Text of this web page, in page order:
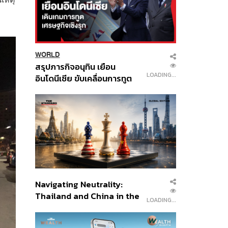
WORLD
สรุปภารกิจอนุทิน เยือน
อินโดนีเซีย ขับเคลื่อนการทูต
ส่วนยุทธศาสตร์ไทย –
อินโดนีเซีย
LOADING...
Navigating Neutrality:
Thailand and China in the
Order
LOADING...